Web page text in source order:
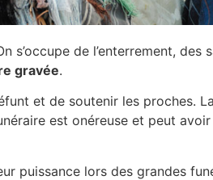
s’occupe de l’enterrement, des
gravée.
et de soutenir les proches.
est onéreuse et peut
puissance lors des grandes